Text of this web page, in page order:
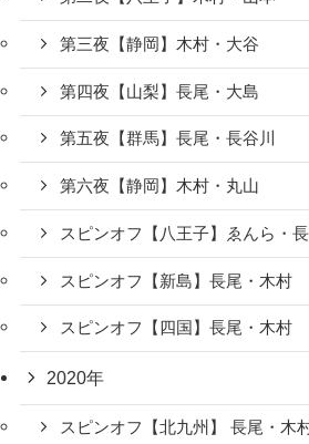
第三夜【静岡】木村・大谷
第四夜【山梨】長尾・大島
第五夜【群馬】長尾・長谷川
第六夜【静岡】木村・丸山
スピンオフ【八王子】ゑんら・
スピンオフ【新島】長尾・木村
スピンオフ【四国】長尾・木村
2020年
スピンオフ【北九州】 長尾・木